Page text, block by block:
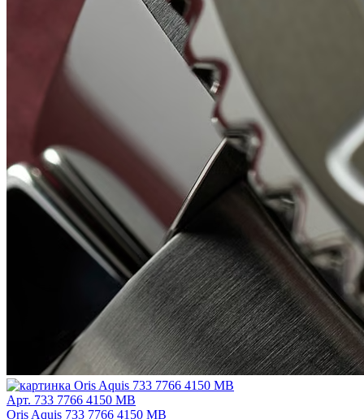
Арт. 733 7766 4150 MB
Oris Aquis 733 7766 4150 MB